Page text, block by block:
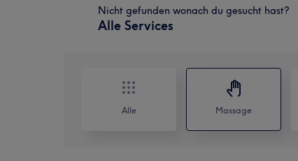
Nicht gefunden wonach du gesucht hast?
Alle Services
Alle Massage